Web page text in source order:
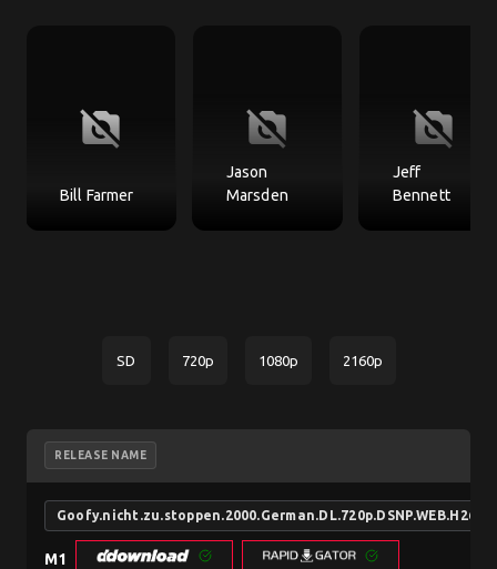
no_photography
Bill Farmer
no_photography
Jason
Marsden
no_photography
Jeff
Bennett
SD 720p 1080p 2160p
RELEASE NAME
Goofy.nicht.zu.stoppen.2000.German.DL.720p.DSNP.WEB.H264-
M1